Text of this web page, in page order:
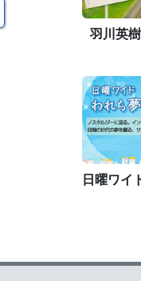
羽川英
日曜ワイ